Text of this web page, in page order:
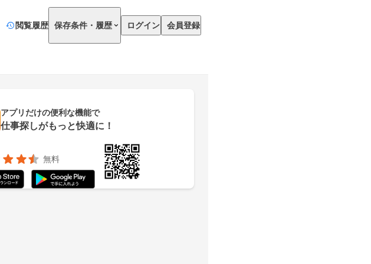
閲覧履歴 保存条件・履歴 ログイン 会員登録
アプリだけの便利な機能で
仕事探しがもっと快適に！
無料